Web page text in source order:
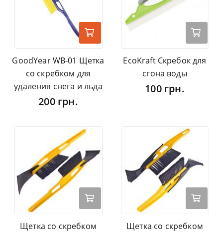
GoodYear WB-01 Щетка
со скребком для
удаления снега и льда
200 грн.
EcoKraft Скребок для
сгона воды
100 грн.
Щетка со скребком
Щетка со скребком